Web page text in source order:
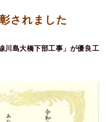
されました
川島大橋下部工事」が優良工